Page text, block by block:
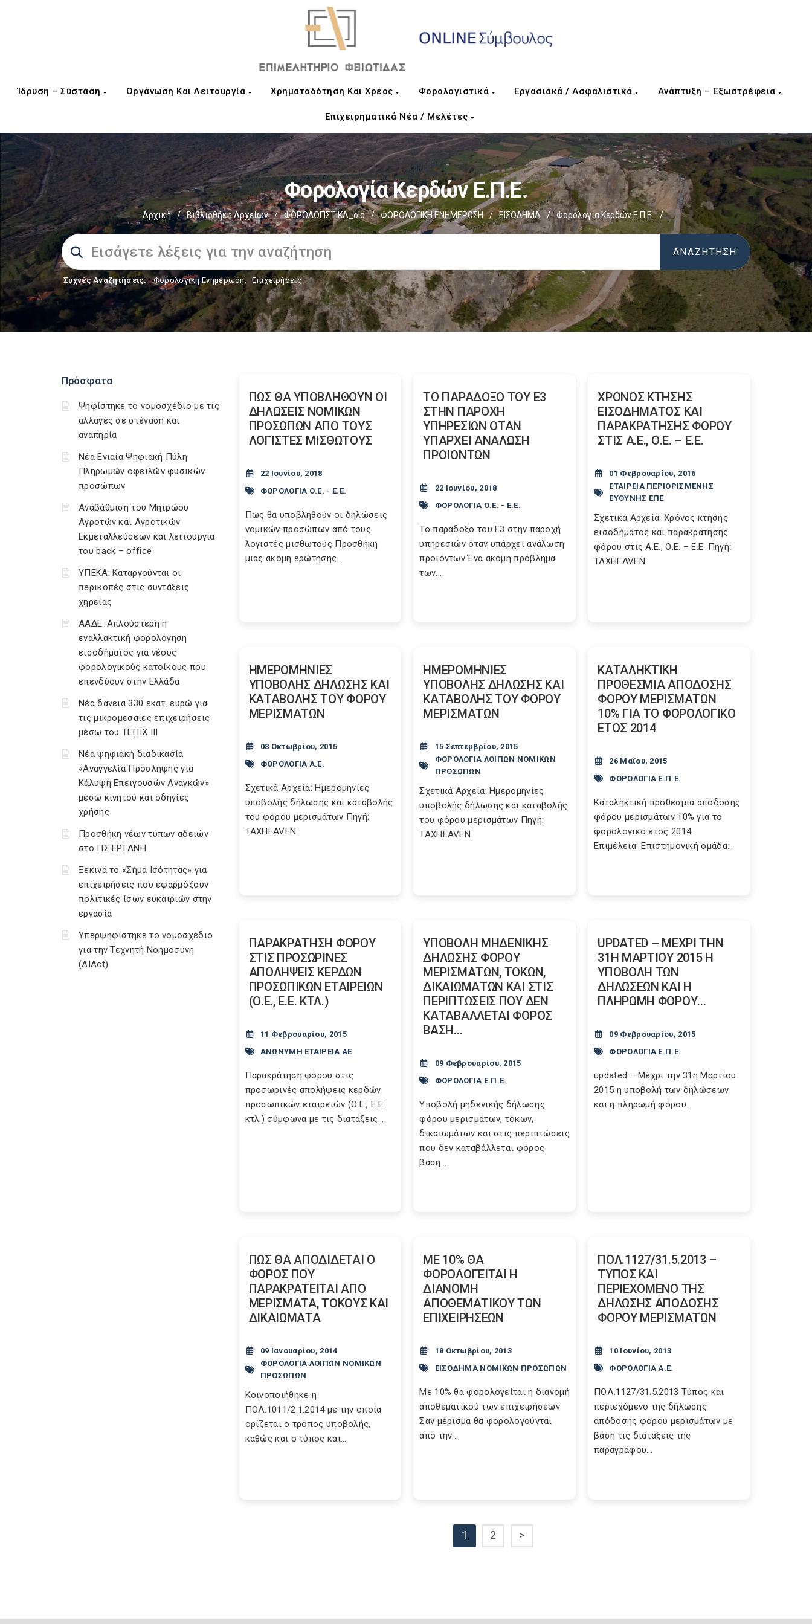
Ίδρυση – Σύσταση Οργάνωση Και Λειτουργία Χρηματοδότηση Και Χρέος Φορολογιστικά Εργασιακά / Ασφαλιστικά Ανάπτυξη – Εξωστρέφεια
Επιχειρηματικά Νέα / Μελέτες
Φορολογία Κερδών Ε.Π.Ε.
Αρχική / Βιβλιοθήκη Αρχείων / ΦΟΡΟΛΟΓΙΣΤΙΚΑ_old / ΦΟΡΟΛΟΓΙΚΗ ΕΝΗΜΕΡΩΣΗ / ΕΙΣΟΔΗΜΑ / Φορολογία Κερδών Ε.Π.Ε. /
Συχνές Αναζητήσεις: Φορολογικη Ενημέρωση, Επιχειρήσεις
Πρόσφατα
Ψηφίστηκε το νομοσχέδιο με τις
αλλαγές σε στέγαση και
αναπηρία
Νέα Ενιαία Ψηφιακή Πύλη
Πληρωμών οφειλών φυσικών
προσώπων
Αναβάθμιση του Μητρώου
Αγροτών και Αγροτικών
Εκμεταλλεύσεων και λειτουργία
του back – office
ΥΠΕΚΑ: Καταργούνται οι
περικοπές στις συντάξεις
χηρείας
ΑΑΔΕ: Απλούστερη η
εναλλακτική φορολόγηση
εισοδήματος για νέους
φορολογικούς κατοίκους που
επενδύουν στην Ελλάδα
Νέα δάνεια 330 εκατ. ευρώ για
τις μικρομεσαίες επιχειρήσεις
μέσω του ΤΕΠΙΧ ΙΙΙ
Νέα ψηφιακή διαδικασία
«Αναγγελία Πρόσληψης για
Κάλυψη Επειγουσών Αναγκών»
μέσω κινητού και οδηγίες
χρήσης
Προσθήκη νέων τύπων αδειών
στο ΠΣ ΕΡΓΑΝΗ
Ξεκινά το «Σήμα Ισότητας» για
επιχειρήσεις που εφαρμόζουν
πολιτικές ίσων ευκαιριών στην
εργασία
Υπερψηφίστηκε το νομοσχέδιο
για την Τεχνητή Νοημοσύνη
(AIAct)
ΠΩΣ ΘΑ ΥΠΟΒΛΗΘΟΥΝ ΟΙ
ΔΗΛΩΣΕΙΣ ΝΟΜΙΚΩΝ
ΠΡΟΣΩΠΩΝ ΑΠΟ ΤΟΥΣ
ΛΟΓΙΣΤΕΣ ΜΙΣΘΩΤΟΥΣ
22 Ιουνίου, 2018
ΦΟΡΟΛΟΓΙΑ Ο.Ε. - Ε.Ε.
Πως θα υποβληθούν οι δηλώσεις
νομικών προσώπων από τους
λογιστές μισθωτούς Προσθήκη
μιας ακόμη ερώτησης...
ΤΟ ΠΑΡΑΔΟΞΟ ΤΟΥ Ε3
ΣΤΗΝ ΠΑΡΟΧΗ
ΥΠΗΡΕΣΙΩΝ ΟΤΑΝ
ΥΠΑΡΧΕΙ ΑΝΑΛΩΣΗ
ΠΡΟΙΟΝΤΩΝ
22 Ιουνίου, 2018
ΦΟΡΟΛΟΓΙΑ Ο.Ε. - Ε.Ε.
Το παράδοξο του Ε3 στην παροχή
υπηρεσιών όταν υπάρχει ανάλωση
προιόντων Ένα ακόμη πρόβλημα
των...
ΧΡΟΝΟΣ ΚΤΗΣΗΣ
ΕΙΣΟΔΗΜΑΤΟΣ ΚΑΙ
ΠΑΡΑΚΡΑΤΗΣΗΣ ΦΟΡΟΥ
ΣΤΙΣ Α.Ε., Ο.Ε. – Ε.Ε.
01 Φεβρουαρίου, 2016
ΕΤΑΙΡΕΙΑ ΠΕΡΙΟΡΙΣΜΕΝΗΣ
ΕΥΘΥΝΗΣ ΕΠΕ
Σχετικά Αρχεία: Χρόνος κτήσης
εισοδήματος και παρακράτησης
φόρου στις Α.Ε., Ο.Ε. – Ε.Ε. Πηγή:
TAXHEAVEN
ΗΜΕΡΟΜΗΝΙΕΣ
ΥΠΟΒΟΛΗΣ ΔΗΛΩΣΗΣ ΚΑΙ
ΚΑΤΑΒΟΛΗΣ ΤΟΥ ΦΟΡΟΥ
ΜΕΡΙΣΜΑΤΩΝ
08 Οκτωβρίου, 2015
ΦΟΡΟΛΟΓΙΑ Α.Ε.
Σχετικά Αρχεία: Ημερομηνίες
υποβολής δήλωσης και καταβολής
του φόρου μερισμάτων Πηγή:
TAXHEAVEN
ΗΜΕΡΟΜΗΝΙΕΣ
ΥΠΟΒΟΛΗΣ ΔΗΛΩΣΗΣ ΚΑΙ
ΚΑΤΑΒΟΛΗΣ ΤΟΥ ΦΟΡΟΥ
ΜΕΡΙΣΜΑΤΩΝ
15 Σεπτεμβρίου, 2015
ΦΟΡΟΛΟΓΙΑ ΛΟΙΠΩΝ ΝΟΜΙΚΩΝ
ΠΡΟΣΩΠΩΝ
Σχετικά Αρχεία: Ημερομηνίες
υποβολής δήλωσης και καταβολής
του φόρου μερισμάτων Πηγή:
TAXHEAVEN
ΚΑΤΑΛΗΚΤΙΚΗ
ΠΡΟΘΕΣΜΙΑ ΑΠΟΔΟΣΗΣ
ΦΟΡΟΥ ΜΕΡΙΣΜΑΤΩΝ
10% ΓΙΑ ΤΟ ΦΟΡΟΛΟΓΙΚΟ
ΕΤΟΣ 2014
26 Μαΐου, 2015
ΦΟΡΟΛΟΓΙΑ Ε.Π.Ε.
Καταληκτική προθεσμία απόδοσης
φόρου μερισμάτων 10% για το
φορολογικό έτος 2014
Επιμέλεια Επιστημονική ομάδα...
ΠΑΡΑΚΡΑΤΗΣΗ ΦΟΡΟΥ
ΣΤΙΣ ΠΡΟΣΩΡΙΝΕΣ
ΑΠΟΛΗΨΕΙΣ ΚΕΡΔΩΝ
ΠΡΟΣΩΠΙΚΩΝ ΕΤΑΙΡΕΙΩΝ
(Ο.Ε., Ε.Ε. ΚΤΛ.)
11 Φεβρουαρίου, 2015
ΑΝΩΝΥΜΗ ΕΤΑΙΡΕΙΑ ΑΕ
Παρακράτηση φόρου στις
προσωρινές απολήψεις κερδών
προσωπικών εταιρειών (Ο.Ε., Ε.Ε.
κτλ.) σύμφωνα με τις διατάξεις...
ΥΠΟΒΟΛΗ ΜΗΔΕΝΙΚΗΣ
ΔΗΛΩΣΗΣ ΦΟΡΟΥ
ΜΕΡΙΣΜΑΤΩΝ, ΤΟΚΩΝ,
ΔΙΚΑΙΩΜΑΤΩΝ ΚΑΙ ΣΤΙΣ
ΠΕΡΙΠΤΩΣΕΙΣ ΠΟΥ ΔΕΝ
ΚΑΤΑΒΑΛΛΕΤΑΙ ΦΟΡΟΣ
ΒΑΣΗ...
09 Φεβρουαρίου, 2015
ΦΟΡΟΛΟΓΙΑ Ε.Π.Ε.
Υποβολή μηδενικής δήλωσης
φόρου μερισμάτων, τόκων,
δικαιωμάτων και στις περιπτώσεις
που δεν καταβάλλεται φόρος
βάση...
UPDATED – ΜΕΧΡΙ ΤΗΝ
31Η ΜΑΡΤΙΟΥ 2015 Η
ΥΠΟΒΟΛΗ ΤΩΝ
ΔΗΛΩΣΕΩΝ ΚΑΙ Η
ΠΛΗΡΩΜΗ ΦΟΡΟΥ...
09 Φεβρουαρίου, 2015
ΦΟΡΟΛΟΓΙΑ Ε.Π.Ε.
updated – Μέχρι την 31η Μαρτίου
2015 η υποβολή των δηλώσεων
και η πληρωμή φόρου...
ΠΩΣ ΘΑ ΑΠΟΔΙΔΕΤΑΙ Ο
ΦΟΡΟΣ ΠΟΥ
ΠΑΡΑΚΡΑΤΕΙΤΑΙ ΑΠΟ
ΜΕΡΙΣΜΑΤΑ, ΤΟΚΟΥΣ ΚΑΙ
ΔΙΚΑΙΩΜΑΤΑ
09 Ιανουαρίου, 2014
ΦΟΡΟΛΟΓΙΑ ΛΟΙΠΩΝ ΝΟΜΙΚΩΝ
ΠΡΟΣΩΠΩΝ
Κοινοποιήθηκε η
ΠΟΛ.1011/2.1.2014 με την οποία
ορίζεται ο τρόπος υποβολής,
καθώς και ο τύπος και...
ΜΕ 10% ΘΑ
ΦΟΡΟΛΟΓΕΙΤΑΙ Η
ΔΙΑΝΟΜΗ
ΑΠΟΘΕΜΑΤΙΚΟΥ ΤΩΝ
ΕΠΙΧΕΙΡΗΣΕΩΝ
18 Οκτωβρίου, 2013
ΕΙΣΟΔΗΜΑ ΝΟΜΙΚΩΝ ΠΡΟΣΩΠΩΝ
Με 10% θα φορολογείται η διανομή
αποθεματικού των επιχειρήσεων
Σαν μέρισμα θα φορολογούνται
από την...
ΠΟΛ.1127/31.5.2013 –
ΤΥΠΟΣ ΚΑΙ
ΠΕΡΙΕΧΟΜΕΝΟ ΤΗΣ
ΔΗΛΩΣΗΣ ΑΠΟΔΟΣΗΣ
ΦΟΡΟΥ ΜΕΡΙΣΜΑΤΩΝ
10 Ιουνίου, 2013
ΦΟΡΟΛΟΓΙΑ Α.Ε.
ΠΟΛ.1127/31.5.2013 Τύπος και
περιεχόμενο της δήλωσης
απόδοσης φόρου μερισμάτων με
βάση τις διατάξεις της
παραγράφου...
1 2 >